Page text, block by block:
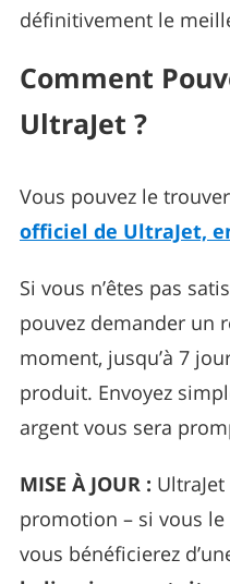
définitivement le
Comment
UltraJet ?
Vous pouvez le
officiel de UltraJet,
Si vous n’êtes pas
pouvez demander un
moment, jusqu’à 7
produit. Envoyez
argent vous sera
MISE À JOUR :
promotion – si vous le
vous bénéficierez